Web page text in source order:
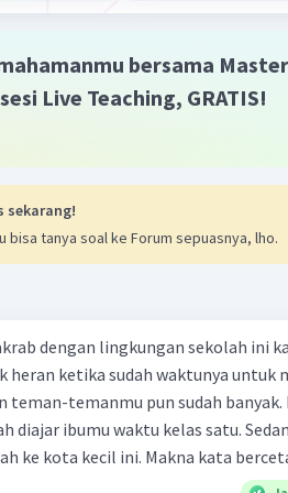
adalah Toto Sudarto Bachtiar.
dalam puisi ini adalah pahlawan
luka serius dan mungkin
dan emosional.
seorang prajurit yang siap berperang
turun pada hari itu, 10 November.
turun, orang-orang ingin kembali
sambil merangkai karangan
hormat dan penghargaan mereka
peroleh dari puisi ini adalah
bersama
Live Teaching, GRATIS!
sekarang!
bisa tanya soal ke Forum sepuasnya, lho.
dengan lingkungan sekolah ini
heran ketika sudah waktunya untuk
teman-temanmu pun sudah banyak.
diajar ibumu waktu kelas satu.
ke kota kecil ini. Makna kata